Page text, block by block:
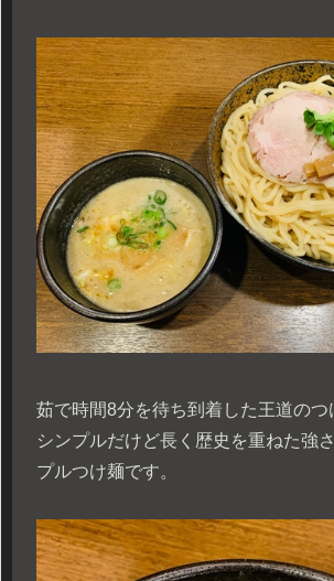
茹で時間8分を待ち到着した王道のつ
シンプルだけど長く歴史を重ねた強
プルつけ麺です。